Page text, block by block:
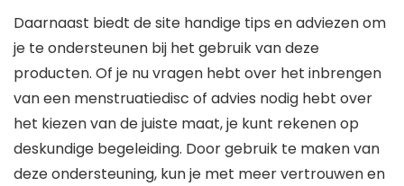
Daarnaast biedt de site handige tips en adviezen om
je te ondersteunen bij het gebruik van deze
producten. Of je nu vragen hebt over het inbrengen
van een menstruatiedisc of advies nodig hebt over
het kiezen van de juiste maat, je kunt rekenen op
deskundige begeleiding. Door gebruik te maken van
deze ondersteuning, kun je met meer vertrouwen en